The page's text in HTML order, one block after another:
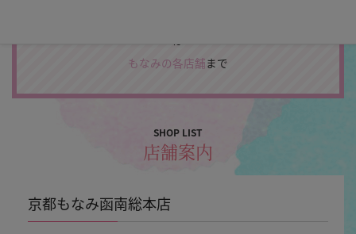
もなみの各店舗まで
SHOP LIST
店舗案内
京都もなみ函南総本店